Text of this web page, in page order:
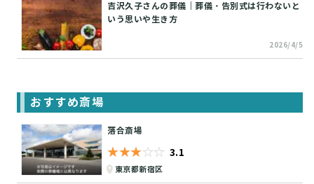
吉沢久子さんの葬儀｜葬儀・告別式は行わないと
いう思いや生き方
2026/4/5
おすすめ斎場
落合斎場
★★★★★
☆☆☆☆☆ 3.1
東京都新宿区